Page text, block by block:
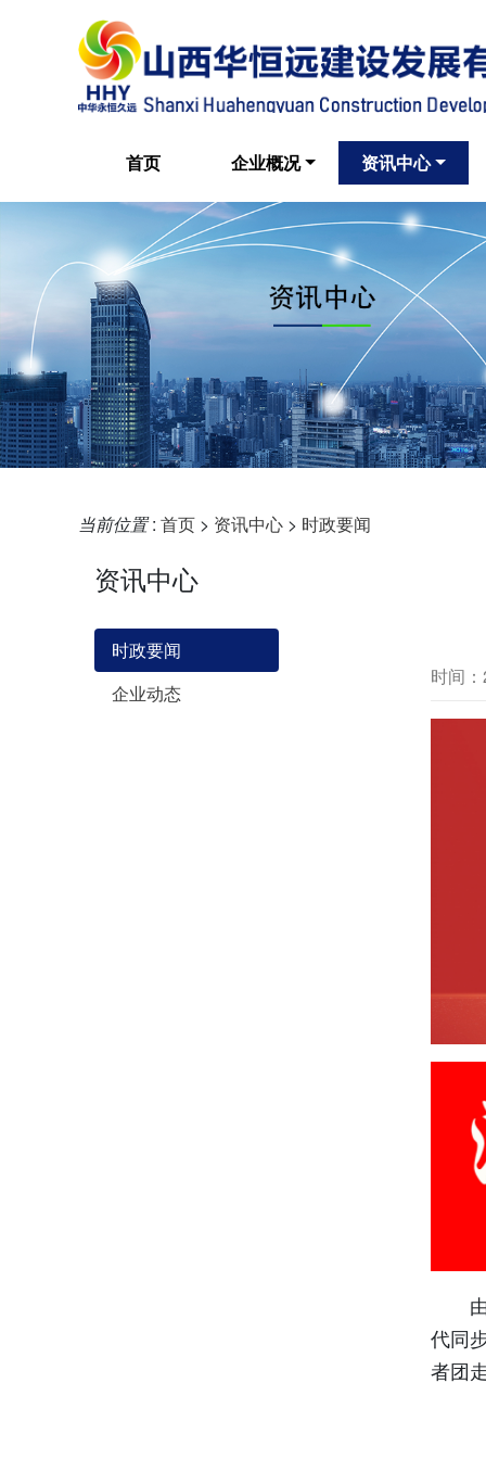
首页 企业概况 资讯中心
当前位置: 首页 > 资讯中心 > 时政要闻
资讯中心
时政要闻
企业动态
时间
由
代同
者团